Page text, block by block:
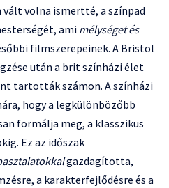
vált volna ismertté, a színpad
ami mélységet és
filmszerepeinek. A Bristol
után a brit színházi élet
tartották számon. A színházi
hogy a legkülönbözőbb
formálja meg, a klasszikus
Ez az időszak
gazdagította,
a karakterfejlődésre és a